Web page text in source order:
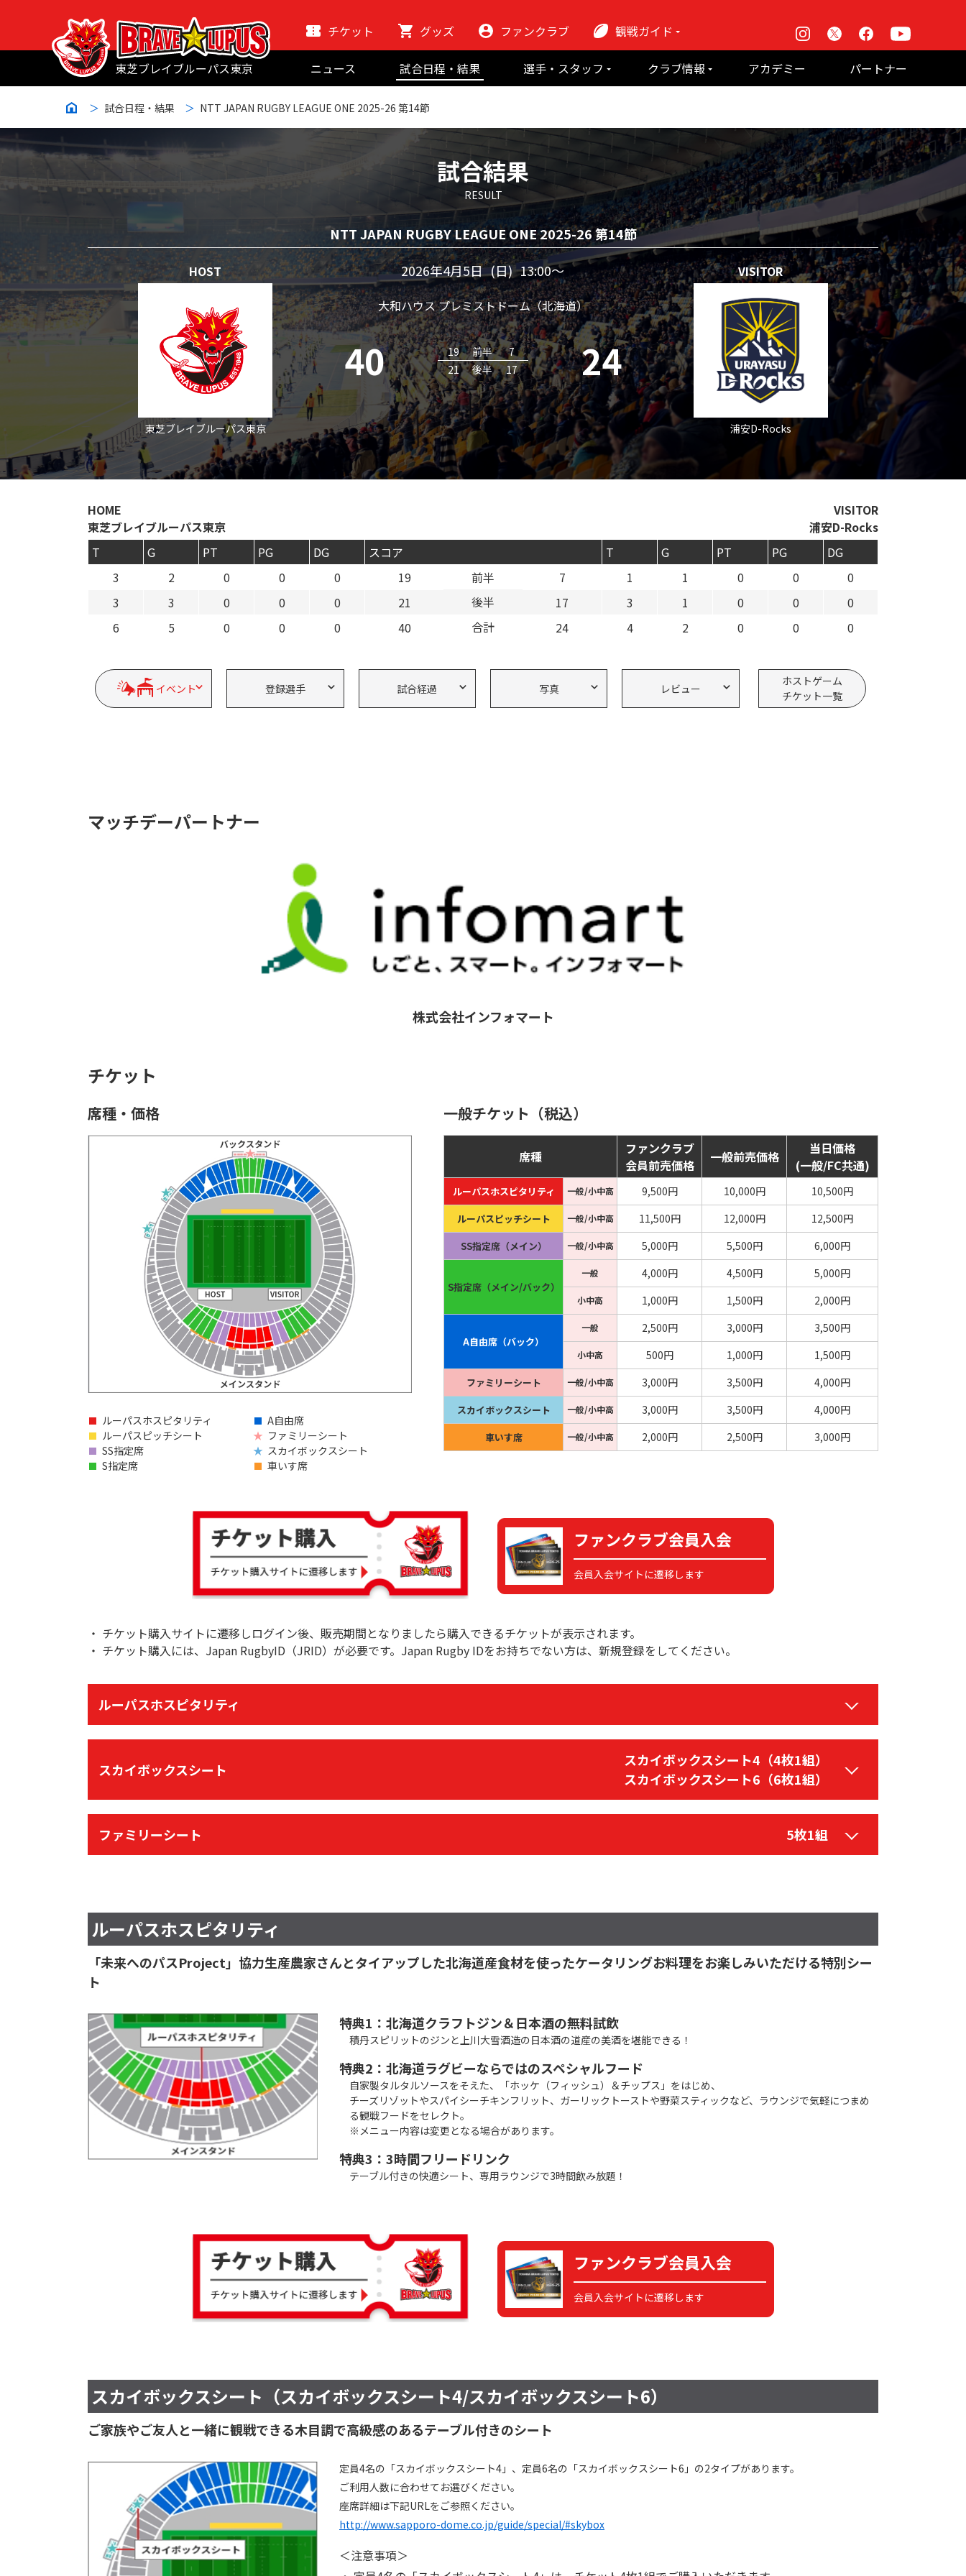
東芝ブレイブルーパス東京
チケット グッズ ファンクラブ
観戦ガイド
初めての観戦
Instagram Facebook
ニュース
試合日程・結果
選手・スタッフ
マスコット
クラブ情報
地域貢献活動
アカデミー パートナー
試合日程・結果 NTT JAPAN RUGBY LEAGUE ONE 2025-26 第14節
試合結果
RESULT
NTT JAPAN RUGBY LEAGUE ONE 2025-26 第14節
2026年4月5日 (日) 13:00〜
大和ハウス プレミストドーム（北海道）
40 19 前半
7
21
後半 17 24
HOST
東芝ブレイブルーパス東京
VISITOR
浦安D-Rocks
HOME
東芝ブレイブルーパス東京
VISITOR
浦安D-Rocks
T
G PT PG DG スコア T G PT PG
DG
3
2 0 0 0 19 前半 7 1 1 0 0
0
3
3 0 0 0 21 後半 17 3 1 0 0
0
6
5 0 0 0 40 合計 24 4 2 0 0 0
イベント 登録選手 試合経過 写真 レビュー
ホストゲーム
チケット一覧
マッチデーパートナー
株式会社インフォマート
チケット
席種・価格
ルーパスホスピタリティ
ルーパスピッチシート
SS指定席
S指定席
A自由席
ファミリーシート
スカイボックスシート
車いす席
一般チケット（税込）
席種
ファンクラブ
会員前売価格
一般前売価格
当日価格
(一般/FC共通)
ルーパスホスピタリティ 一般/小中高 9,500円 10,000円 10,500円
ルーパスピッチシート 一般/小中高 11,500円 12,000円 12,500円
SS指定席（メイン） 一般/小中高 5,000円 5,500円 6,000円
S指定席（メイン/バック）
一般 4,000円 4,500円 5,000円
小中高 1,000円 1,500円 2,000円
A自由席（バック）
一般 2,500円 3,000円 3,500円
小中高 500円 1,000円 1,500円
ファミリーシート 一般/小中高 3,000円 3,500円 4,000円
スカイボックスシート 一般/小中高 3,000円 3,500円 4,000円
車いす席 一般/小中高 2,000円 2,500円 3,000円
ファンクラブ会員入会
会員入会サイトに遷移します
チケット購入サイトに遷移しログイン後、販売期間となりましたら購入できるチケットが表示されます。
チケット購入には、Japan RugbyID（JRID）が必要です。Japan Rugby IDをお持ちでない方は、新規登録をしてください。
ルーパスホスピタリティ
スカイボックスシート
スカイボックスシート4（4枚1組）
スカイボックスシート6（6枚1組）
ファミリーシート 5枚1組
ルーパスホスピタリティ
「未来へのパスProject」協力生産農家さんとタイアップした北海道産食材を使ったケータリングお料理をお楽しみいただける特別シー
ト
特典1：北海道クラフトジン＆日本酒の無料試飲
積丹スピリットのジンと上川大雪酒造の日本酒の道産の美酒を堪能できる！
特典2：北海道ラグビーならではのスペシャルフード
自家製タルタルソースをそえた、「ホッケ（フィッシュ）＆チップス」をはじめ、
チーズリゾットやスパイシーチキンフリット、ガーリックトーストや野菜スティックなど、ラウンジで気軽につまめ
る観戦フードをセレクト。
※メニュー内容は変更となる場合があります。
特典3：3時間フリードリンク
テーブル付きの快適シート、専用ラウンジで3時間飲み放題！
ファンクラブ会員入会
会員入会サイトに遷移します
スカイボックスシート（スカイボックスシート4/スカイボックスシート6）
ご家族やご友人と一緒に観戦できる木目調で高級感のあるテーブル付きのシート
定員4名の「スカイボックスシート4」、定員6名の「スカイボックスシート6」の2タイプがあります。
ご利用人数に合わせてお選びください。
座席詳細は下記URLをご参照ください。
http://www.sapporo-dome.co.jp/guide/special/#skybox
＜注意事項＞